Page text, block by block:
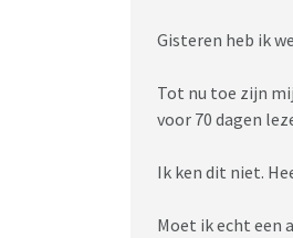
Gisteren heb ik
Tot nu toe zijn
voor 70 dagen
Ik ken dit niet.
Moet ik echt een